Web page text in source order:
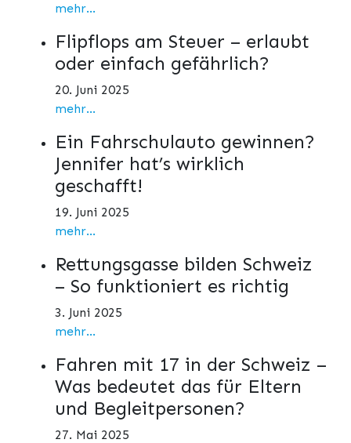
mehr...
Flipflops am Steuer – erlaubt
oder einfach gefährlich?
20. Juni 2025
mehr...
Ein Fahrschulauto gewinnen?
Jennifer hat’s wirklich
geschafft!
19. Juni 2025
mehr...
Rettungsgasse bilden Schweiz
– So funktioniert es richtig
3. Juni 2025
mehr...
Fahren mit 17 in der Schweiz –
Was bedeutet das für Eltern
und Begleitpersonen?
27. Mai 2025